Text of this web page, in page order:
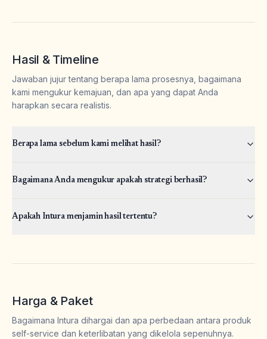
Hasil & Timeline
Jawaban jujur tentang berapa lama prosesnya, bagaimana
kami mengukur kemajuan, dan apa yang dapat Anda
harapkan secara realistis.
Berapa lama sebelum kami melihat hasil?
Bagaimana Anda mengukur apakah strategi berhasil?
Apakah Intura menjamin hasil tertentu?
Harga & Paket
Bagaimana Intura dihargai dan apa perbedaan antara produk
self-service dan keterlibatan yang dikelola sepenuhnya.